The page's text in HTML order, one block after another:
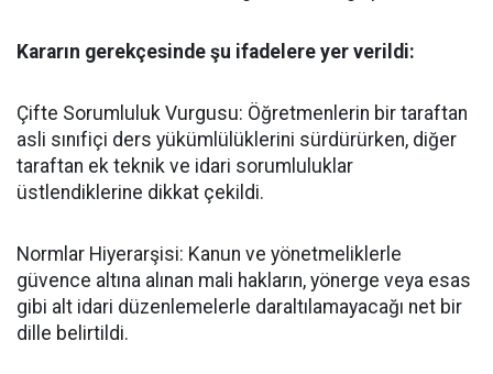
​Kararın gerekçesinde şu ifadelere yer verildi:
​Çifte Sorumluluk Vurgusu: Öğretmenlerin bir taraftan
asli sınıfiçi ders yükümlülüklerini sürdürürken, diğer
taraftan ek teknik ve idari sorumluluklar
üstlendiklerine dikkat çekildi.
​Normlar Hiyerarşisi: Kanun ve yönetmeliklerle
güvence altına alınan mali hakların, yönerge veya esas
gibi alt idari düzenlemelerle daraltılamayacağı net bir
dille belirtildi.